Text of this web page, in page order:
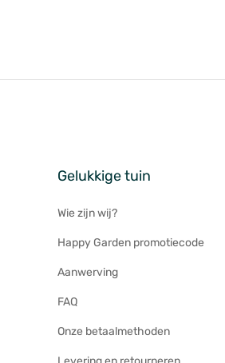
Gelukkige tuin
Wie zijn wij?
Happy Garden promotiecode
Aanwerving
FAQ
Onze betaalmethoden